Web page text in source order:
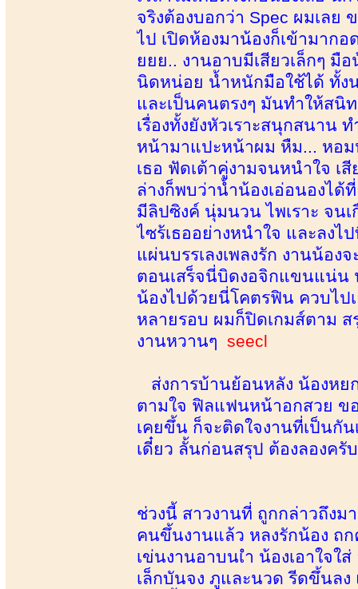
จริงต้องบอกว่า Spec ผมเล
ไป เปิดห้องมาน้องก็เข้ามาก
ยยย.. งานอาบมีเสียวเล็กๆ มื
นิดหน่อย น้ำหนักมือใช้ได้ ทั้ง
และเป็นคนตรงๆ มันทำให้สนิ
เรื่องทั้งยังหัวเราะสนุกสนาน
หน้ามาแปะหน้าผม หืม... หอ
เธอ ฟัดเต้าคู่งามจนหนำใจ เ
ล่างก็พบว่าน้ำน้องเอ่อนองได้
มีลิปซิงค์ นุ่มนวน ไพเราะ จน
ไซร้เธออย่างหนำใจ และลง
แผ่นบรรเลงเพลงรัก งานน้อง
ตอนเสร็จนี่บิดงอจิกแขนแน่น
น้องไปด้วยนี่โคตรฟิน ควบไป
หลายรอบ ผมก็ปิดเกมส์ตาม ส
งานหวานๆ seecl
ส่งการบ้านย้อนหลัง น้องหย
ตามใจ ฟิลแฟนหน้าอกสวย ขอ
เคยขึ้น ก็จะติดใจงานที่เป็นกั
เดี๋ยว ลั้นก่อนสรุป ต้องลองครั
ช่วงนี้ สาวงานที่ ถูกกล่าวถึงม
คนขึ้นงานแล้ว หลงรักน้อง ถก
เข่นงานอาบนเำ น้องเอาใจ
เล็กบันจง ภูและนวด รีดขึ้นล